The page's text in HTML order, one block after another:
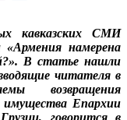
кавказских СМИ
«Армения намерена
В статье нашли
читателя в
возвращения
имущества Епархии
говорится в